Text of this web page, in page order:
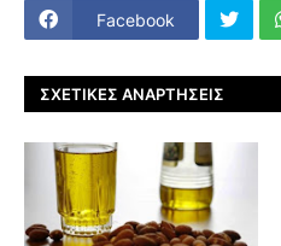
Facebook
ΣΧΕΤΙΚΈΣ ΑΝΑΡΤΉΣΕΙΣ